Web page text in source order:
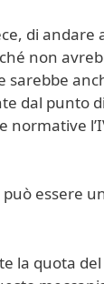
di
non
sarebbe
dal punto
normative
essere
la quota